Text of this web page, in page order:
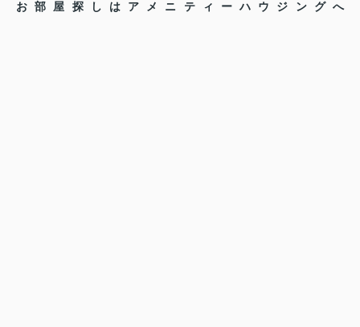
お部屋探しはアメニティーハウジングへ